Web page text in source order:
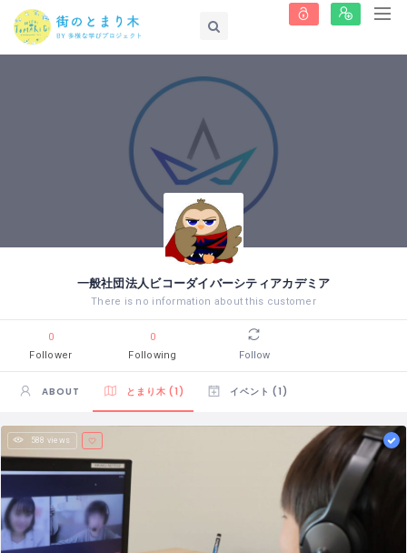
一般社団法人ビコーダイバーシティアカデミア
There is no information about this customer
0
Follower
0
Following
Follow
ABOUT とまり木 (1) イベント (1)
588 views